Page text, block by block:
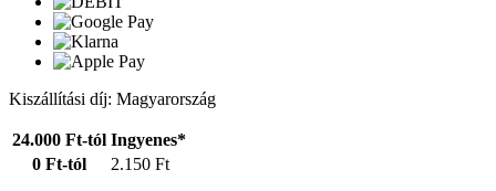
Kiszállítási díj: Magyarország
24.000 Ft-tól Ingyenes*
0 Ft-tól
2.150 Ft